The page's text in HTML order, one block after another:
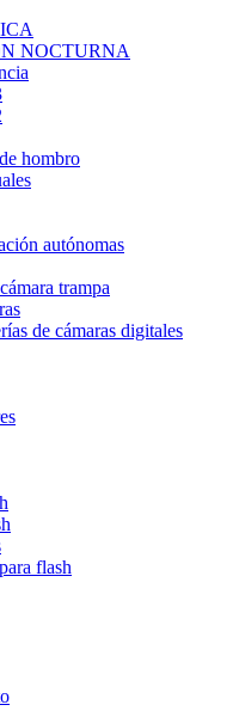
NOCTURNA
hombro
autónomas
trampa
de cámaras digitales
flash